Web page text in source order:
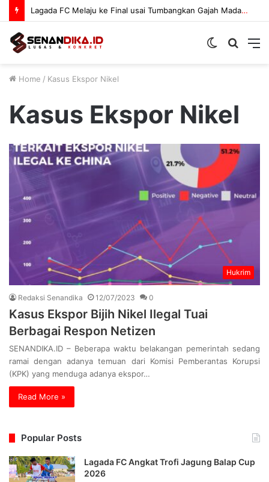
Search
Switch
Home / Kasus Ekspor Nikel
Kasus Ekspor Nikel
Hukrim
Redaksi Senandika 12/07/2023 0
Kasus Ekspor Bijih Nikel Ilegal Tuai
Berbagai Respon Netizen
SENANDIKA.ID – Beberapa waktu belakangan pemerintah sedang
ramai dengan adanya temuan dari Komisi Pemberantas Korupsi
(KPK) yang menduga adanya ekspor…
Read More »
Popular Posts
Lagada FC Angkat Trofi Jagung Balap Cup
2026